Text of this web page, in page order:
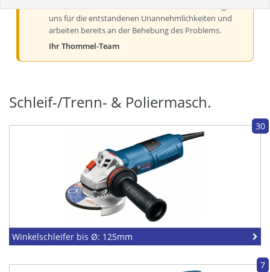
uns für die entstandenen Unannehmlichkeiten und
arbeiten bereits an der Behebung des Problems.
Ihr Thommel-Team
Schleif-/Trenn- & Poliermasch.
30
Winkelschleifer bis Ø: 125mm
7